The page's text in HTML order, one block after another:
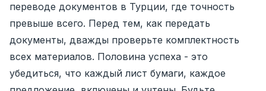
переводе документов в Турции, где точность
превыше всего. Перед тем, как передать
документы, дважды проверьте комплектность
всех материалов. Половина успеха - это
убедиться, что каждый лист бумаги, каждое